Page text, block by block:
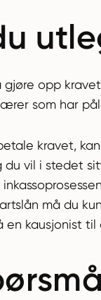
opp
som har
kravet,
vil i stedet
må du
en kausjonist